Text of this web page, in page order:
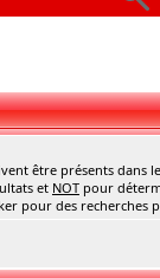
être présents dans
et NOT pour
pour des recherches